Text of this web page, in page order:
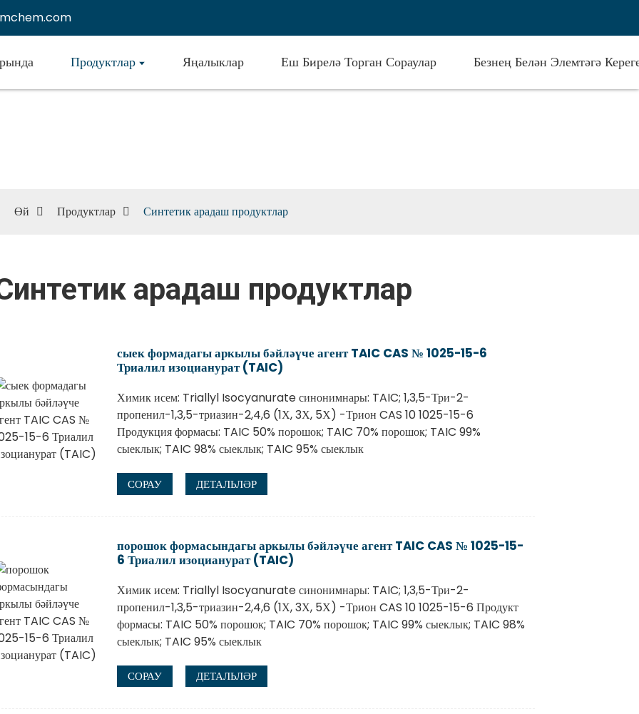
Продуктлар Яңалыклар Еш Бирелә Торган Сораулар Безнең Белән Элемтәгә
Өй Продуктлар Синтетик арадаш продуктлар
арадаш продуктлар
сыек формадагы аркылы бәйләүче агент TAIC CAS № 1025-15-6
Триалил изоцианурат (TAIC)
Химик исем: Triallyl Isocyanurate синонимнары: TAIC; 1,3,5-Три-2-
пропенил-1,3,5-триазин-2,4,6 (1Х, 3Х, 5Х) -Трион CAS 10 1025-15-6
Продукция формасы: TAIC 50% порошок; TAIC 70% порошок; TAIC 99%
сыеклык; TAIC 98% сыеклык; TAIC 95% сыеклык
СОРАУ ДЕТАЛЬЛӘР
порошок формасындагы аркылы бәйләүче агент TAIC CAS № 1025-15-
6 Триалил изоцианурат (TAIC)
Химик исем: Triallyl Isocyanurate синонимнары: TAIC; 1,3,5-Три-2-
пропенил-1,3,5-триазин-2,4,6 (1Х, 3Х, 5Х) -Трион CAS 10 1025-15-6 Продукт
формасы: TAIC 50% порошок; TAIC 70% порошок; TAIC 99% сыеклык; TAIC 98%
сыеклык; TAIC 95% сыеклык
СОРАУ ДЕТАЛЬЛӘР